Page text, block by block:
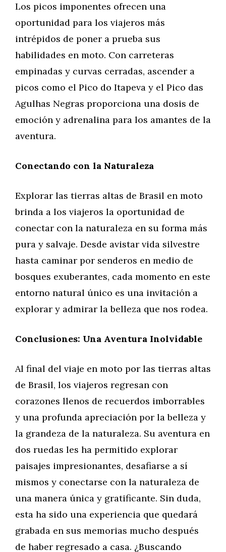
Los picos imponentes ofrecen una
oportunidad para los viajeros más
intrépidos de poner a prueba sus
habilidades en moto. Con carreteras
empinadas y curvas cerradas, ascender a
picos como el Pico do Itapeva y el Pico das
Agulhas Negras proporciona una dosis de
emoción y adrenalina para los amantes de la
aventura.
Conectando con la Naturaleza
Explorar las tierras altas de Brasil en moto
brinda a los viajeros la oportunidad de
conectar con la naturaleza en su forma más
pura y salvaje. Desde avistar vida silvestre
hasta caminar por senderos en medio de
bosques exuberantes, cada momento en este
entorno natural único es una invitación a
explorar y admirar la belleza que nos rodea.
Conclusiones: Una Aventura Inolvidable
Al final del viaje en moto por las tierras altas
de Brasil, los viajeros regresan con
corazones llenos de recuerdos imborrables
y una profunda apreciación por la belleza y
la grandeza de la naturaleza. Su aventura en
dos ruedas les ha permitido explorar
paisajes impresionantes, desafiarse a sí
mismos y conectarse con la naturaleza de
una manera única y gratificante. Sin duda,
esta ha sido una experiencia que quedará
grabada en sus memorias mucho después
de haber regresado a casa. ¿Buscando